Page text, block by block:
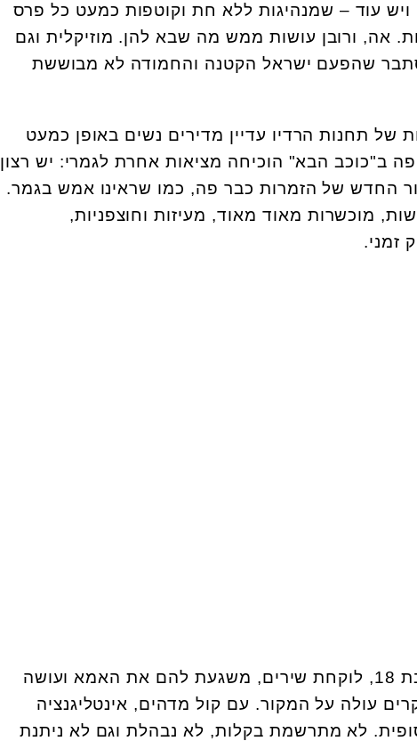
ויש עוד – שמנהיגות ללא חת וקוטפות כמעט כל פרס
אה, ורובן עושות ממש מה שבא להן. מוזיקלית וגם
שהפעם ישראל הקטנה והחמודה לא מבוששת
של תחנות הרדיו עדיין מדירים נשים באופן כמעט
ב"כוכב הבא" הוכיחה מציאות אחרת לגמרי: יש רצון
החדש של הזמרות כבר פה, כמו שראינו אמש בגמר.
מוכשרות מאוד מאוד, מעיזות וחוצפניות,
זמני.
, בסך הכל בת 18, לוקחת שירים, משגעת להם את האמא ועושה
עולה על המקור. עם קול מדהים, אינטליגנציה
לא מתרשמת בקלות, לא נבהלת וגם לא ניתנת